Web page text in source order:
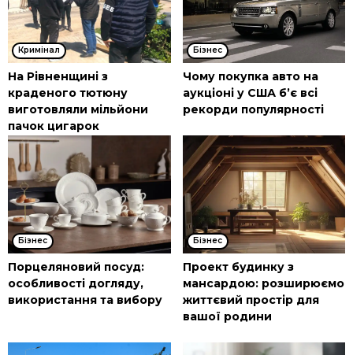
Кримінал
На Рівненщині з
краденого тютюну
виготовляли мільйони
пачок цигарок
Бізнес
Чому покупка авто на
аукціоні у США б’є всі
рекорди популярності
Бізнес
Порцеляновий посуд:
особливості догляду,
використання та вибору
Бізнес
Проект будинку з
мансардою: розширюємо
життєвий простір для
вашої родини